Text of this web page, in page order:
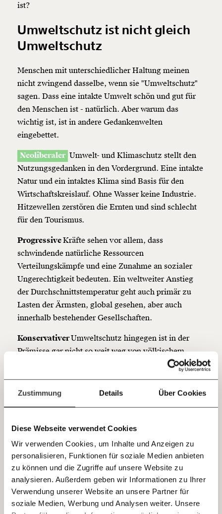
Zustimmung Details Über Cookies
Diese Webseite verwendet Cookies
Wir verwenden Cookies, um Inhalte und Anzeigen zu
personalisieren, Funktionen für soziale Medien anbieten
zu können und die Zugriffe auf unsere Website zu
analysieren. Außerdem geben wir Informationen zu Ihrer
Verwendung unserer Website an unsere Partner für
soziale Medien, Werbung und Analysen weiter. Unsere
Immer auf dem Laufenden
bleiben mit unseren gratis
Veränderung
beginnt mit Dir!
Werde
und wir können gemeinsam
unsere Wirtschaft so gestalten, dass sie für alle
funktioniert. Unsere Recherchen sind für alle frei im
Netz. Unabhängig und werbefrei. Und das wird auch
so bleiben. Kämpf’ mit uns für den Fortschritt und
unterstütze uns mit Deinem Mitgliedsbeitrag.
Du überweist lieber direkt?
Kontoinhaber: Momentum Institut - Verein für
sozialen Fortschritt
Jetzt
einfach
teilen.
E-Mail
Whatsapp
ist?
Umweltschutz ist nicht gleich
Umweltschutz
Menschen mit unterschiedlicher Haltung meinen
nicht zwingend dasselbe, wenn sie "Umweltschutz"
sagen. Dass eine intakte Umwelt schön und gut für
den Menschen ist - natürlich. Aber warum das
wichtig ist, ist in andere Gedankenwelten
eingebettet.
Neoliberaler Umwelt- und Klimaschutz stellt den
Nutzungsgedanken in den Vordergrund. Eine intakte
Natur und ein intaktes Klima sind Basis für den
Wirtschaftskreislauf. Ohne Wasser keine Industrie.
Hitzewellen zerstören die Ernten und sind schlecht
für den Tourismus.
ProgressiveKräfte sehen vor allem, dass
schwindende natürliche Ressourcen
Verteilungskämpfe und eine Zunahme an sozialer
Ungerechtigkeit bedeuten. Ein weltweiter Anstieg
der Durchschnittstemperatur geht auch primär zu
Lasten der Ärmsten, global gesehen, aber auch
innerhalb bestehender Gesellschaften.
KonservativerUmweltschutz hingegen ist in der
Prämisse gar nicht so weit weg von völkischem
Umweltschutz. Die Natur ist Sehnsuchtsort in
unübersichtlichen Zeiten und identitätsstiftend im
Ausschluss derer, die man als nicht gleichwertig
Konservative ist die Natur die Schöpfung Gottes, sie
muss gegen die Verwerfungen der Moderne
verteidigt und vor der Zerstörung durch den
Menschen bewahrt werden.
VölkischerUmweltschutz reicht bis an die Anfänge
des Umweltschutzes im 19. Jahrhundert zurück.